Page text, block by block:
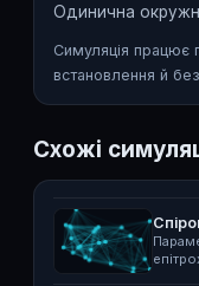
Одинична
Симуляція працює
встановлення й
Схожі